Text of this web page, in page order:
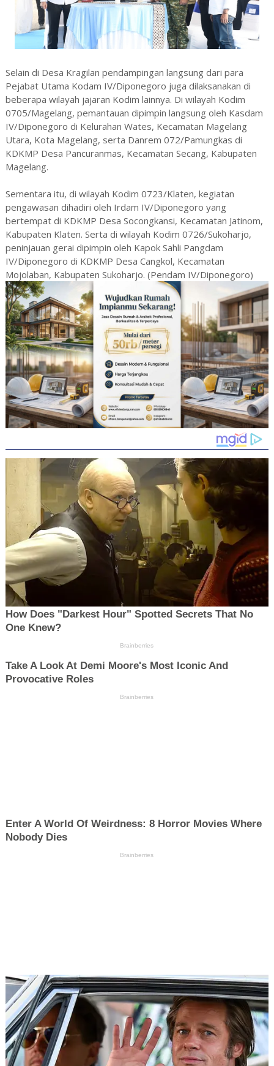
Selain di Desa Kragilan pendampingan langsung dari para
Pejabat Utama Kodam IV/Diponegoro juga dilaksanakan di
beberapa wilayah jajaran Kodim lainnya. Di wilayah Kodim
0705/Magelang, pemantauan dipimpin langsung oleh Kasdam
IV/Diponegoro di Kelurahan Wates, Kecamatan Magelang
Utara, Kota Magelang, serta Danrem 072/Pamungkas di
KDKMP Desa Pancuranmas, Kecamatan Secang, Kabupaten
Magelang.
Sementara itu, di wilayah Kodim 0723/Klaten, kegiatan
pengawasan dihadiri oleh Irdam IV/Diponegoro yang
bertempat di KDKMP Desa Socongkansi, Kecamatan Jatinom,
Kabupaten Klaten. Serta di wilayah Kodim 0726/Sukoharjo,
peninjauan gerai dipimpin oleh Kapok Sahli Pangdam
IV/Diponegoro di KDKMP Desa Cangkol, Kecamatan
Mojolaban, Kabupaten Sukoharjo. (Pendam IV/Diponegoro)